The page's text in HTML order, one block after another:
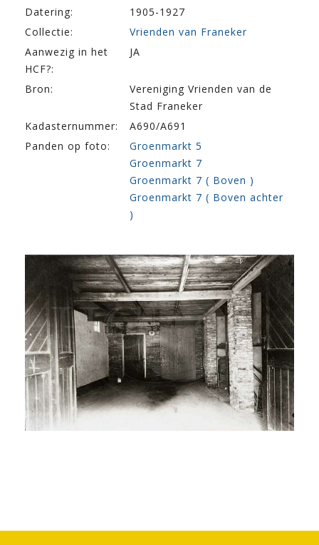
Datering:
1905-1927
Collectie:
Vrienden van Franeker
Aanwezig in het
HCF?:
JA
Bron:
Vereniging Vrienden van de
Stad Franeker
Kadasternummer:
A690/A691
Panden op foto:
Groenmarkt 5
Groenmarkt 7
Groenmarkt 7 ( Boven )
Groenmarkt 7 ( Boven achter
)